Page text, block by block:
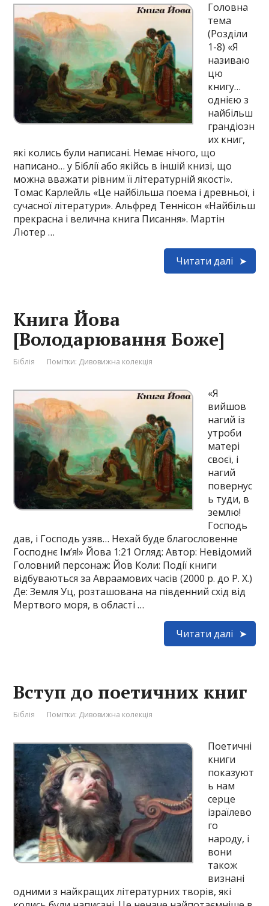
Головна
тема
(Розділи
1-8) «Я
називаю
цю
книгу…
однією з
найбільш
грандіозн
их книг,
які колись були написані. Немає нічого, що
написано… у Біблії або якійсь в іншій книзі, що
можна вважати рівним її літературній якості».
Томас Карлейль «Це найбільша поема і древньої, і
сучасної літератури». Альфред Теннісон «Найбільш
прекрасна і велична книга Писання». Мартін
Лютер …
Читати далі
Книга Йова
[Володарювання Боже]
Біблія Помітки: Дивовижна колекція
«Я
вийшов
нагий із
утроби
матері
своєї, і
нагий
повернус
ь туди, в
землю!
Господь
дав, і Господь узяв… Нехай буде благословенне
Господнє Ім’я!» Йова 1:21 Огляд: Автор: Невідомий
Головний персонаж: Йов Коли: Події книги
відбуваються за Авраамових часів (2000 р. до Р. Х.)
Де: Земля Уц, розташована на південний схід від
Мертвого моря, в області …
Читати далі
Вступ до поетичних книг
Біблія Помітки: Дивовижна колекція
Поетичні
книги
показуют
ь нам
серце
ізраїлево
го
народу, і
вони
також
визнані
одними з найкращих літературних творів, які